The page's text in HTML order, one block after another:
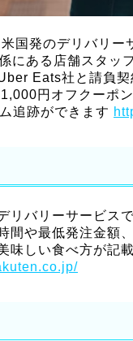
国発のデリバリ
にある店舗スタッ
Eats社と請負
円オフクーポ
追跡ができます
リバリーサービス
間や最低発注金額
味しい食べ方が記